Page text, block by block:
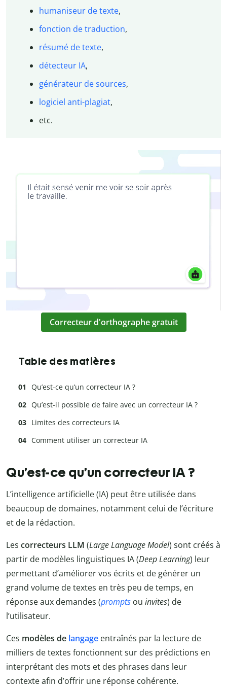
humaniseur de texte,
fonction de traduction,
résumé de texte,
détecteur IA,
générateur de sources,
logiciel anti-plagiat,
etc.
Correcteur d'orthographe gratuit
Table des matières
Qu’est-ce qu’un correcteur IA ?
Qu’est-il possible de faire avec un correcteur IA ?
Limites des correcteurs IA
Comment utiliser un correcteur IA
Qu’est-ce qu’un correcteur IA ?
L’intelligence artificielle (IA) peut être utilisée dans
beaucoup de domaines, notamment celui de l’écriture
et de la rédaction.
Les correcteurs LLM (Large Language Model) sont créés à
partir de modèles linguistiques IA (Deep Learning) leur
permettant d’améliorer vos écrits et de générer un
grand volume de textes en très peu de temps, en
réponse aux demandes (prompts ou invites) de
l’utilisateur.
Ces modèles de langage entraînés par la lecture de
milliers de textes fonctionnent sur des prédictions en
interprétant des mots et des phrases dans leur
contexte afin d’offrir une réponse cohérente.